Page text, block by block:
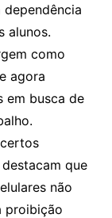
alunos.
como
agora
em busca de
que
não
proibição